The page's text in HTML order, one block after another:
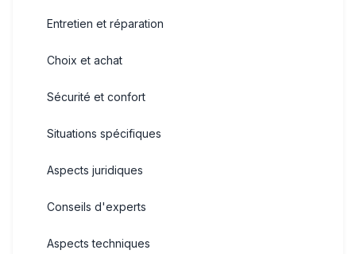
Entretien et réparation
Choix et achat
Sécurité et confort
Situations spécifiques
Aspects juridiques
Conseils d'experts
Aspects techniques